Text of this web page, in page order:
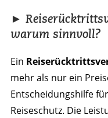
►
warum sinnvoll?
Ein
mehr als nur ein
Entscheidungshilfe
Reiseschutz. Die